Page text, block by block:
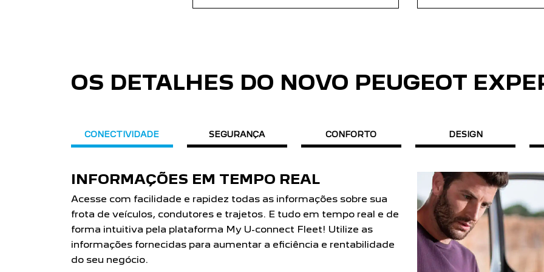
OS DETALHES DO NOVO PEUGEOT
CONECTIVIDADE SEGURANÇA CONFORTO DESIGN
INFORMAÇÕES EM TEMPO REAL
Acesse com facilidade e rapidez todas as informações sobre sua
frota de veículos, condutores e trajetos. E tudo em tempo real e de
forma intuitiva pela plataforma My U-connect Fleet! Utilize as
informações fornecidas para aumentar a eficiência e rentabilidade
do seu negócio.